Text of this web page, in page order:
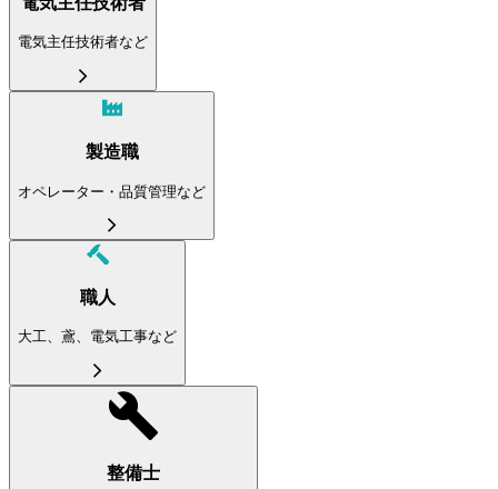
電気主任技術者など
製造職
オペレーター・品質管理など
職人
大工、鳶、電気工事など
整備士